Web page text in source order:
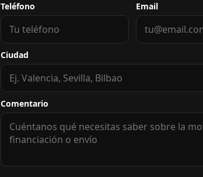
Teléfono Email
Ciudad
Comentario